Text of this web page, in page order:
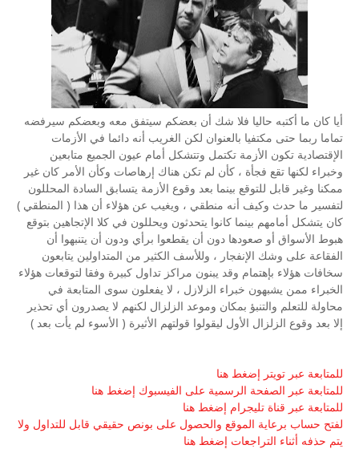
أيا كان ما أكتبه حاليا فلا شك أن بعضكم سيتفق معه وبعضكم سيرفضه
تماما ربما حتى مكتفيا بالعنوان لكن الغريب أنه دائما في الأزمات
الإقتصادية تكون الأزمة تكتمل وتتشكل أمام عيون الجميع متابعين
وخبراء لكنها تقع فجأة ، كأن لم تكن هناك إرهاصات وكأن الأمر كان غير
ممكنا وغير قابل للتوقع بينما بعد وقوع الأزمة يتسابق السادة المحللون
لتفسير ما حدث وكيف أنه منطقي ، ويغيب عن هؤلاء أن هذا ( المنطقي )
كان يتشكل أمامهم بينما كانوا يتحدثون ويحللون في كلا الإتجاهين بتوقع
هبوط الأسواق أو صعودها دون أن يقطعوا برأي ودون أن يتنبهوا أن
الفقاعة على وشك الإنفجار ، وللأسف الكثير من المتداولين يتابعون
سخافات هؤلاء بإهتمام وقد يبنون مراكز تداول كبيرة وفقا لتوقعات هؤلاء
الخبراء ممن يشبهون خبراء الزلازل ، لا يفعلون سوى المتابعة في
محاولة للتعلم والتنبؤ بمكان وموعد الزلزال لكنهم لا يصدرون أي تحذير
إلا بعد وقوع الزلزال الأول ليقولوا قولتهم الأثيرة ( الأسوء لم يأت بعد )
للمتابعة عبر تويتر إضغط هنا
للمتابعة عبر الصفحة الرسمية على الفيسبوك إضغط هنا
للمتابعة عبر قناة تليجرام إضغط هنا
لفتح حساب برعاية الموقع والحصول على بونص حقيقي قابل للتداول ولا
يتم حذفه أثناء التراجعات إضغط هنا